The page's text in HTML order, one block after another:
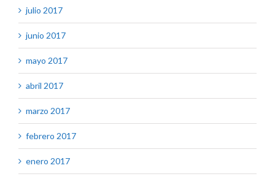
julio 2017
junio 2017
mayo 2017
abril 2017
marzo 2017
febrero 2017
enero 2017